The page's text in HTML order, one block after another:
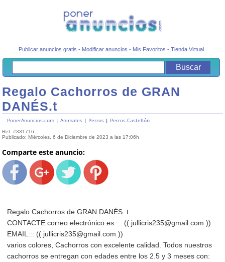
Publicar anuncios gratis - Modificar anuncios - Mis Favoritos -Tienda Virtual
Regalo Cachorros de GRAN
DANÉS.t
PonerAnuncios.com |Animales | Perros | Perros Castellón
Ref. #331716
Publicado: Miércoles, 6 de Diciembre de 2023 a las 17:06h
Comparte este anuncio:
Regalo Cachorros de GRAN DANÉS. t
CONTACTE correo electrónico es:::: (( jullicris235@gmail.com ))
EMAIL::: (( jullicris235@gmail.com ))
varios colores, Cachorros con excelente calidad. Todos nuestros
cachorros se entregan con edades entre los 2.5 y 3 meses con: